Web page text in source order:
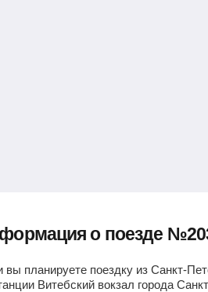
о поезде
вы планируете поездку из Санкт-
Витебский вокзал города